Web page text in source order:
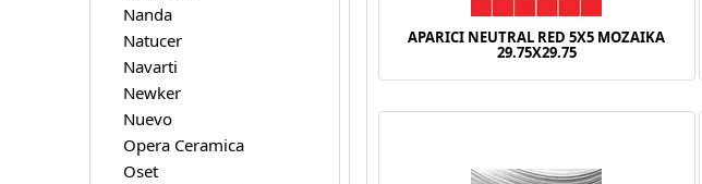
APARICI NEUTRAL RED 5X5 MOZAIKA
29.75X29.75
Nanda
Natucer
Navarti
Newker
Nuevo
Opera Ceramica
Oset